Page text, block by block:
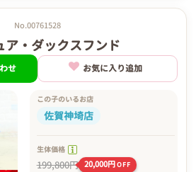
No.00761528
ア・ダックスフンド
せ お気に入り追加
この子のいるお店
佐賀神埼店
生体価格
199,800円 20,000円OFF